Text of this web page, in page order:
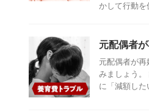
かして行動
元配偶者
元配偶者が
みましょう
に「減額し